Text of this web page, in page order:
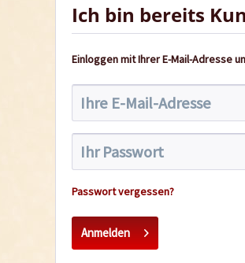
Ich bin bereits
Einloggen mit Ihrer E-Mail-Adresse
Passwort vergessen?
Anmelden